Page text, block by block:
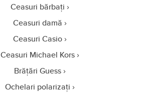
Ceasuri bărbați
Ceasuri damă
Ceasuri Casio
Ceasuri Michael Kors
Brățări Guess
Ochelari polarizați